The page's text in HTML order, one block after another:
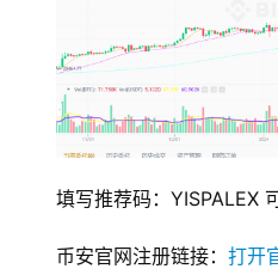
填写推荐码：YISPALEX
币安官网注册链接： 打开